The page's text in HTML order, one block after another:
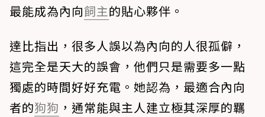
最能成為內向飼主的貼心夥伴。
達比指出，很多人誤以為內向的人很孤僻，
這完全是天大的誤會，他們只是需要多一點
獨處的時間好好充電。她認為，最適合內向
者的狗狗 ，通常能與主人建立極其深厚的羈